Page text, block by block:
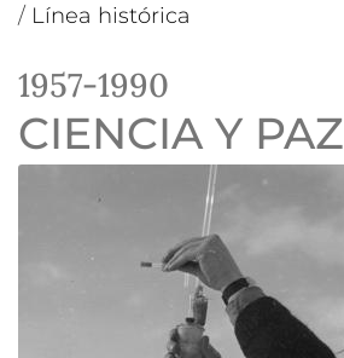
/ Línea histórica
1957-1990
CIENCIA Y PAZ